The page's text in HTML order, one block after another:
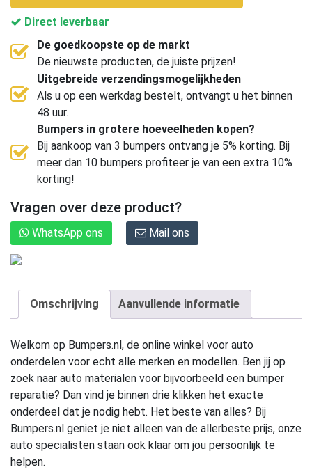
Direct leverbaar
De goedkoopste op de markt
De nieuwste producten, de juiste prijzen!
Uitgebreide verzendingsmogelijkheden
Als u op een werkdag bestelt, ontvangt u het binnen
48 uur.
Bumpers in grotere hoeveelheden kopen?
Bij aankoop van 3 bumpers ontvang je 5% korting. Bij
meer dan 10 bumpers profiteer je van een extra 10%
korting!
Vragen over deze product?
WhatsApp ons Mail ons
Omschrijving Aanvullende informatie
Welkom op Bumpers.nl, de online winkel voor auto
onderdelen voor echt alle merken en modellen. Ben jij op
zoek naar auto materialen voor bijvoorbeeld een bumper
reparatie? Dan vind je binnen drie klikken het exacte
onderdeel dat je nodig hebt. Het beste van alles? Bij
Bumpers.nl geniet je niet alleen van de allerbeste prijs, onze
auto specialisten staan ook klaar om jou persoonlijk te
helpen.